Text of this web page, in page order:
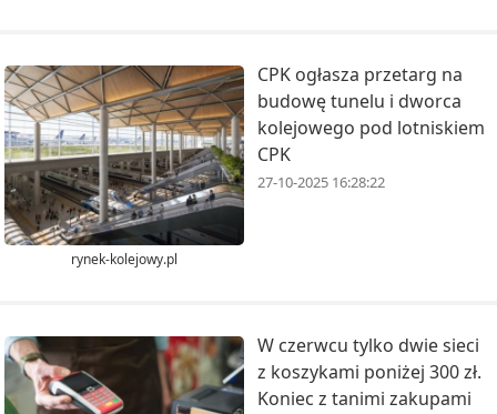
rynek-kolejowy.pl
CPK ogłasza przetarg na
budowę tunelu i dworca
kolejowego pod lotniskiem
CPK
27-10-2025 16:28:22
W czerwcu tylko dwie sieci
z koszykami poniżej 300 zł.
Koniec z tanimi zakupami